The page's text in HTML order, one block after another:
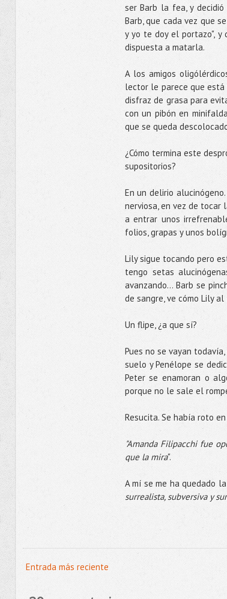
ser Barb la fea, y
Barb, que cada vez que
y yo te doy el portazo",
dispuesta a matarla.
A los amigos
lector le parece que
disfraz de grasa para
con un pibón en
que se queda
¿Cómo termina este
supositorios?
En un delirio
nerviosa, en vez de tocar
a entrar unos
folios, grapas y unos
Lily sigue tocando pero
tengo setas
avanzando... Barb se
de sangre, ve cómo Lily
Un flipe, ¿a que sí?
Pues no se vayan
suelo y Penélope se
Peter se enamoran o
porque no le sale el
Resucita. Se había roto
"Amanda Filipacchi fue
que la mira".
A mí se me ha quedado
surrealista, subversiva y
Entrada más reciente